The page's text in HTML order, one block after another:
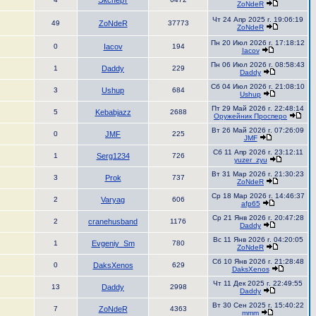
ZoNdeR
49 ZoNdeR 37773
Чт 24 Апр 2025 г. 19:06:19
ZoNdeR
0 Iacov 194
Пн 20 Июл 2026 г. 17:18:12
Iacov
1 Daddy 229
Пн 06 Июл 2026 г. 08:58:43
Daddy
3 Ushup 684
Сб 04 Июл 2026 г. 21:08:10
Ushup
5 Kebabjazz 2688
Пт 29 Май 2026 г. 22:48:14
Оружейник Просперо
0 JMF 225
Вт 26 Май 2026 г. 07:26:09
JMF
1 Serg1234 726
Сб 11 Апр 2026 г. 23:12:11
yuzer_zyu
3 Prok 737
Вт 31 Мар 2026 г. 21:30:23
ZoNdeR
2 Varyag 606
Ср 18 Мар 2026 г. 14:46:37
afp65
2 cranehusband 1176
Ср 21 Янв 2026 г. 20:47:28
Daddy
1 Evgeniy_Sm 780
Вс 11 Янв 2026 г. 04:20:05
ZoNdeR
0 DaksXenos 629
Сб 10 Янв 2026 г. 21:28:48
DaksXenos
13 Daddy 2998
Чт 11 Дек 2025 г. 22:49:55
Daddy
7 ZoNdeR 4363
Вт 30 Сен 2025 г. 15:40:22
mmm